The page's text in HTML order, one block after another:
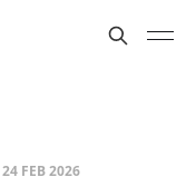
24 FEB 2026